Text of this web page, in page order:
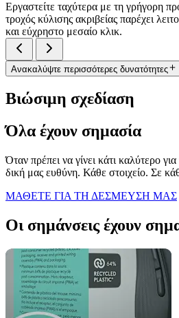
Εργαστείτε ταχύτερα με τη γρήγορη
τροχός κύλισης ακριβείας παρέχει
και εύχρηστο μεσαίο κλικ.
Ανακαλύψτε περισσότερες δυνατότητες
Βιώσιμη σχεδίαση
Όλα έχουν σημασία
Όταν πρέπει να γίνει κάτι καλύτερο
δική μας ευθύνη. Κάθε στοιχείο. Σε
ΜΑΘΕΤΕ ΓΙΑ ΤΗ ΔΕΣΜΕΥΣΗ ΜΑΣ
Οι σημάνσεις έχουν